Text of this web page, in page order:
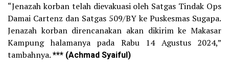
“Jenazah korban telah dievakuasi oleh Satgas Tindak Ops
Damai Cartenz dan Satgas 509/BY ke Puskesmas Sugapa.
Jenazah korban direncanakan akan dikirim ke Makasar
Kampung halamanya pada Rabu 14 Agustus 2024,”
tambahnya.*** (Achmad Syaiful)